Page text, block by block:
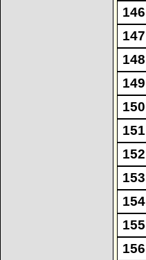
146
147
148
149
150
151
152
153
154
155
156